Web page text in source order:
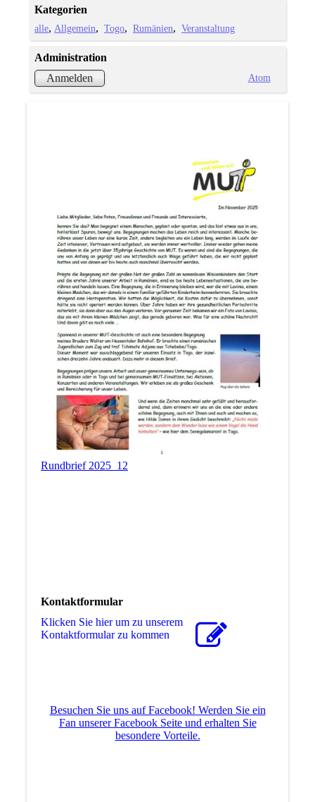
Kategorien
alle Allgemein Togo Rumänien Veranstaltung
Administration
Anmelden
Atom
Rundbrief 2025_12
Kontaktformular
Klicken Sie hier um zu unserem
Kon­takt­for­mu­lar zu kommen
Besuchen Sie uns auf Facebook! Werden Sie ein
Fan unserer Facebook Seite und erhalten Sie
besondere Vorteile.